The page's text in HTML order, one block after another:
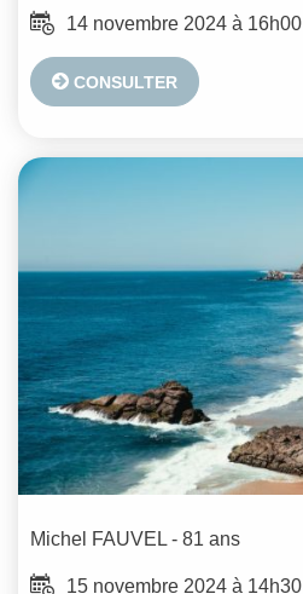
14 novembre 2024 à 16h00
CONSULTER
Michel FAUVEL - 81 ans
15 novembre 2024 à 14h30